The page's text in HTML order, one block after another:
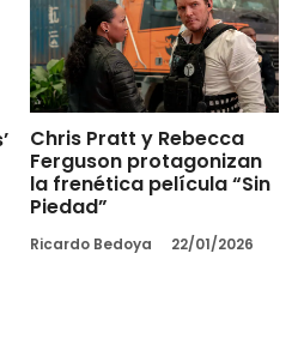
Chris Pratt y Rebecca
Ferguson protagonizan
la frenética película “Sin
Piedad”
Ricardo Bedoya 22/01/2026